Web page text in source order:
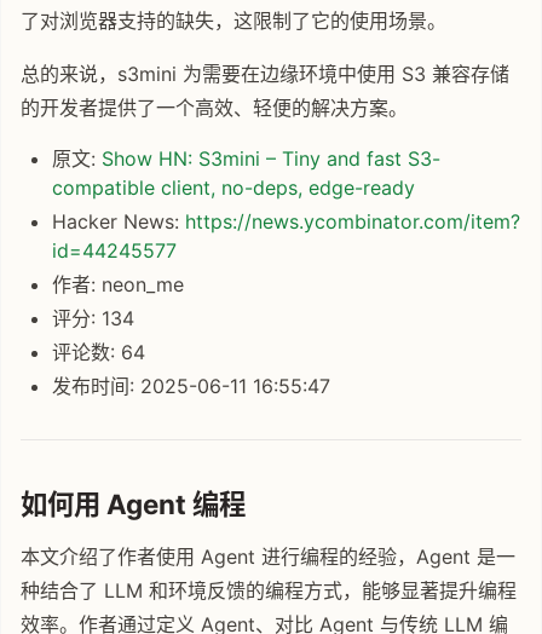
了对浏览器支持的缺失，这限制了它的使用场景。
总的来说，s3mini 为需要在边缘环境中使用 S3 兼容存储
的开发者提供了一个高效、轻便的解决方案。
原文: Show HN: S3mini – Tiny and fast S3-
compatible client, no-deps, edge-ready
Hacker News: https://news.ycombinator.com/item?
id=44245577
作者: neon_me
评分: 134
评论数: 64
发布时间: 2025-06-11 16:55:47
如何用 Agent 编程
本文介绍了作者使用 Agent 进行编程的经验，Agent 是一
种结合了 LLM 和环境反馈的编程方式，能够显著提升编程
效率。作者通过定义 Agent、对比 Agent 与传统 LLM 编